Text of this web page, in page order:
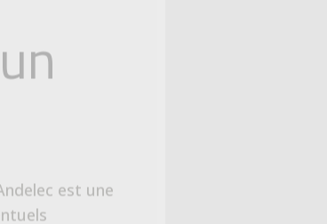
ou les
problèmes
plus de vous
d'alerter
vous
du feu. En